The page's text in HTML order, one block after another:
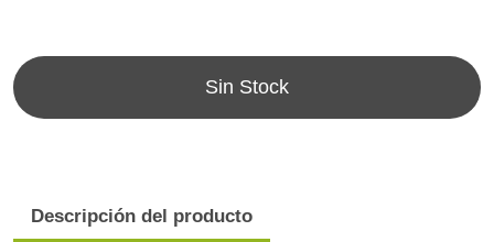
Sin Stock
Descripción del producto